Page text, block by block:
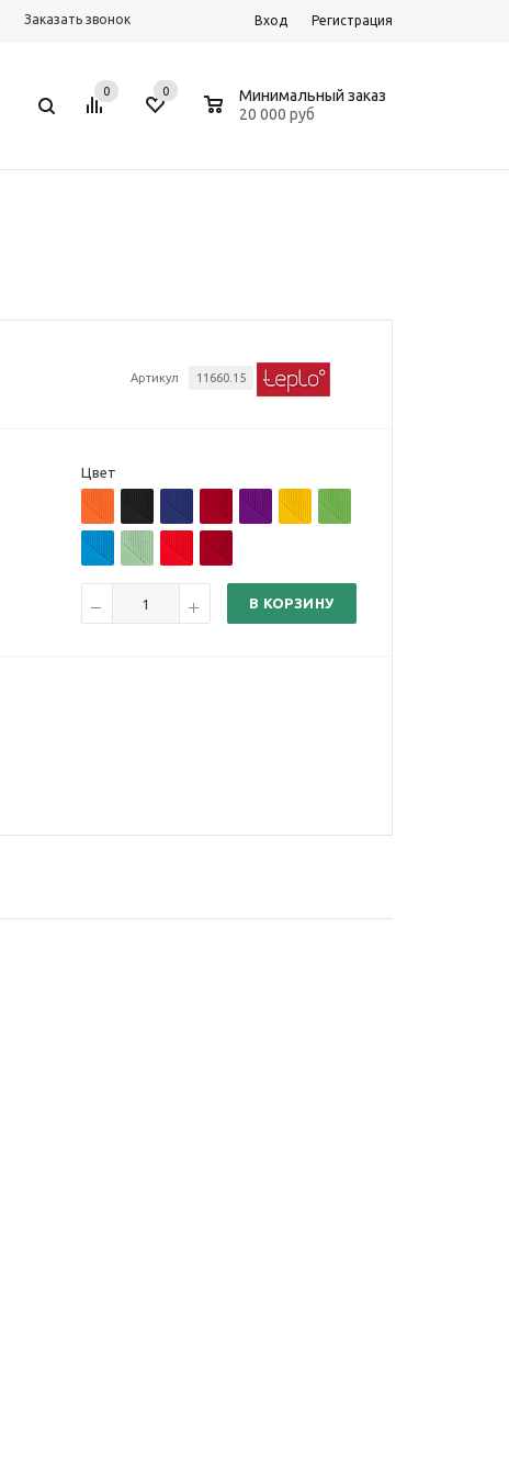
Заказать звонок Вход Регистрация
0 0
Минимальный заказ
20 000 руб
Артикул 11660.15
Цвет
В КОРЗИНУ